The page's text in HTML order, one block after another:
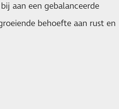
aan een gebalanceerde
behoefte aan rust en